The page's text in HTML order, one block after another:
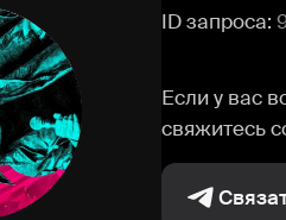
ID запроса:
Если у вас
свяжитесь